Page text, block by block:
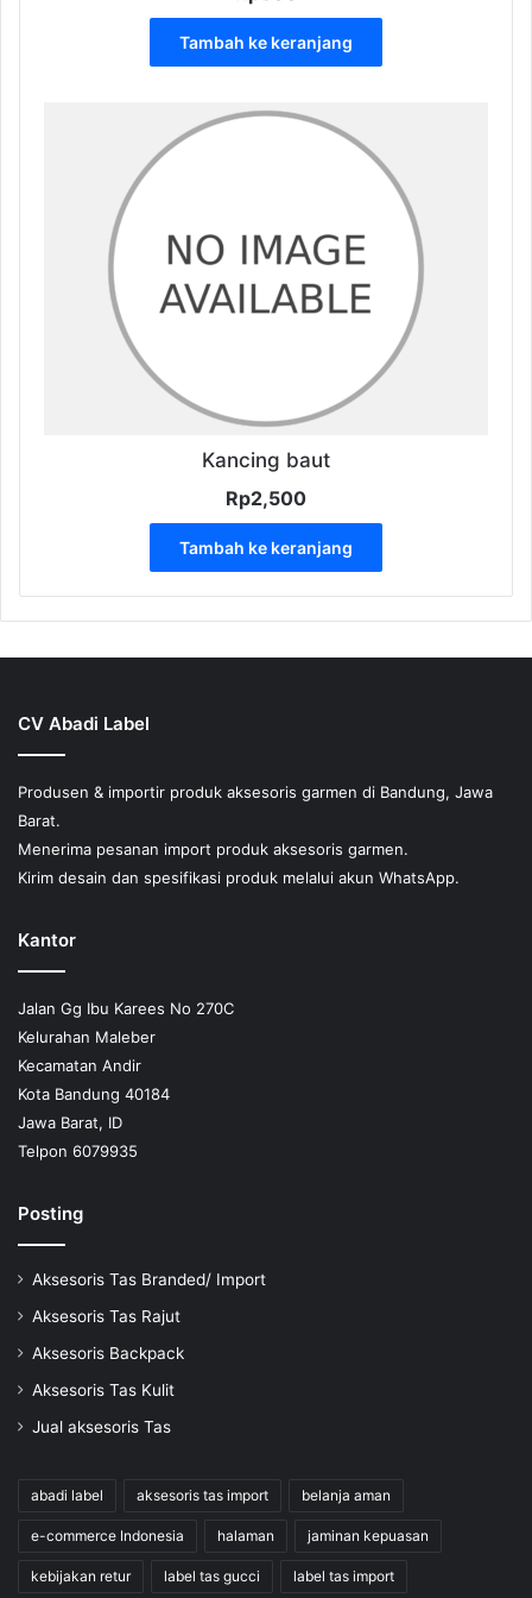
Tambah ke keranjang
Kancing baut
Rp2,500
Tambah ke keranjang
CV Abadi Label
Produsen & importir produk aksesoris garmen di Bandung, Jawa
Barat.
Menerima pesanan import produk aksesoris garmen.
Kirim desain dan spesifikasi produk melalui akun WhatsApp.
Kantor
Jalan Gg Ibu Karees No 270C
Kelurahan Maleber
Kecamatan Andir
Kota Bandung 40184
Jawa Barat, ID
Telpon 6079935
Posting
Aksesoris Tas Branded/ Import
Aksesoris Tas Rajut
Aksesoris Backpack
Aksesoris Tas Kulit
Jual aksesoris Tas
abadi label aksesoris tas import belanja aman
e-commerce Indonesia halaman jaminan kepuasan
kebijakan retur label tas gucci label tas import